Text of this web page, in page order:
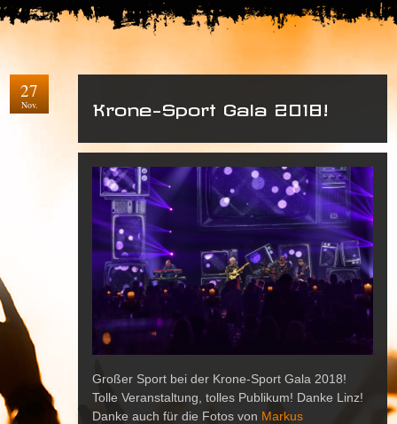
27
Nov. Krone-Sport Gala 2018!
Großer Sport bei der Krone-Sport Gala 2018!
Tolle Veranstaltung, tolles Publikum! Danke Linz!
Danke auch für die Fotos von Markus